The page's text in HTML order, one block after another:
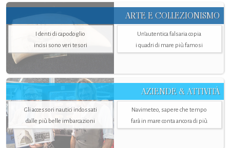
ARTE E COLLEZIONISMO
I denti di capodoglio
incisi sono veri tesori
Un’autentica falsaria copia
i quadri di mare più famosi
AZIENDE & ATTIVITÀ
Gli accessori nautici indossati
dalle più belle imbarcazioni
Navimeteo, sapere che tempo
farà in mare conta ancora di più